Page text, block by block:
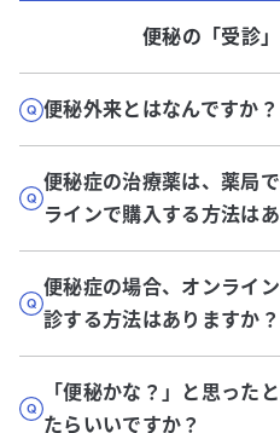
便秘の「受診
便秘外来とはなんですか？
便秘症の治療薬は、薬局
ラインで購入する方法は
便秘症の場合、オンライ
診する方法はありますか？
「便秘かな？」と思った
たらいいですか？